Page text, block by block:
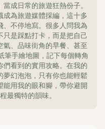
成日常的旅遊狂熱份子。
為旅遊媒體採編，這十多
不停地寫。很多人問我為
是踩點打卡，而是把自己
、品味街角的早餐、甚至
筆手繪地圖，記下每個轉角
看到的實用攻略。在我的
幻泡泡，只有你也能輕鬆
用我的眼和腳，帶你避開
最獨特的韻味。